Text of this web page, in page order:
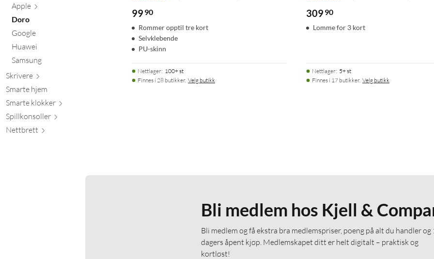
Apple
Doro
Google
Huawei
Samsung
Skrivere
Smarte hjem
Smarte klokker
Spillkonsoller
Nettbrett
99 90
Rommer opptil tre kort
Selvklebende
PU-skinn
Nettlager: 100+ st
Finnes i 28 butikker. Velg butikk
309 90
Lomme for 3 kort
Nettlager: 5+ st
Finnes i 17 butikker. Velg butikk
Bli medlem hos Kjell &
Bli medlem og få ekstra bra medlemspriser, poeng på alt du handler og
dagers åpent kjøp. Medlemskapet ditt er helt digitalt – praktisk og
kortløst!